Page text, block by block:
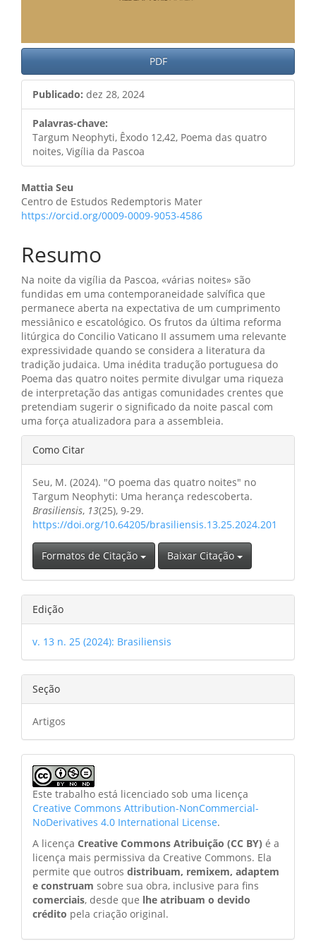
PDF
Publicado: dez 28, 2024
Palavras-chave:
Targum Neophyti, Êxodo 12,42, Poema das quatro
noites, Vigília da Pascoa
Conteúdo
do
principal
Mattia Seu
Centro de Estudos Redemptoris Mater
https://orcid.org/0009-0009-9053-4586
Resumo
Na noite da vigília da Pascoa, «várias noites» são
fundidas em uma contemporaneidade salvífica que
permanece aberta na expectativa de um cumprimento
messiânico e escatológico. Os frutos da última reforma
litúrgica do Concilio Vaticano II assumem uma relevante
expressividade quando se considera a literatura da
tradição judaica. Uma inédita tradução portuguesa do
Poema das quatro noites permite divulgar uma riqueza
de interpretação das antigas comunidades crentes que
pretendiam sugerir o significado da noite pascal com
uma força atualizadora para a assembleia.
Detalhes
do
artigo
Como Citar
Seu, M. (2024). "O poema das quatro noites" no
Targum Neophyti: Uma herança redescoberta.
Brasiliensis, 13(25), 9-29.
https://doi.org/10.64205/brasiliensis.13.25.2024.201
Formatos de Citação Baixar Citação
Edição
v. 13 n. 25 (2024): Brasiliensis
Seção
Artigos
Este trabalho está licenciado sob uma licença
Creative Commons Attribution-NonCommercial-
NoDerivatives 4.0 International License.
A licença Creative Commons Atribuição (CC BY) é a
licença mais permissiva da Creative Commons. Ela
permite que outros distribuam, remixem, adaptem
e construam sobre sua obra, inclusive para fins
comerciais, desde que lhe atribuam o devido
crédito pela criação original.